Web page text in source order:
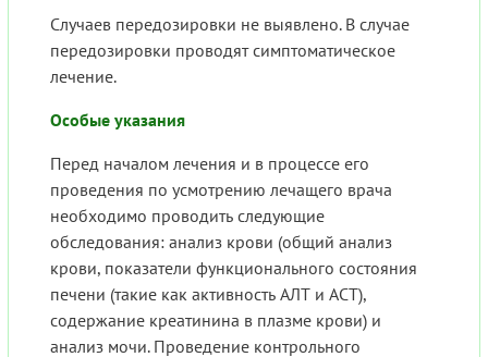
Случаев передозировки не выявлено. В случае
передозировки проводят симптоматическое
лечение.
Особые указания
Перед началом лечения и в процессе его
проведения по усмотрению лечащего врача
необходимо проводить следующие
обследования: анализ крови (общий анализ
крови, показатели функционального состояния
печени (такие как активность АЛТ и АСТ),
содержание креатинина в плазме крови) и
анализ мочи. Проведение контрольного